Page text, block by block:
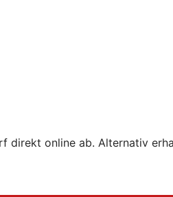
direkt online ab. Alternativ